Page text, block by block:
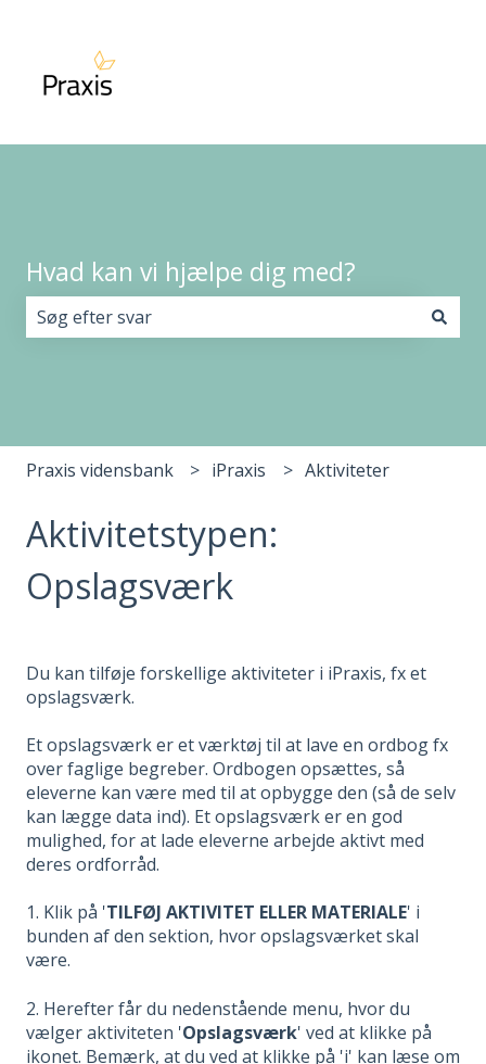
Hvad kan vi hjælpe dig med?
Praxis vidensbank iPraxis Aktiviteter
Aktivitetstypen:
Opslagsværk
Du kan tilføje forskellige aktiviteter i iPraxis, fx et
opslagsværk.
Et opslagsværk er et værktøj til at lave en ordbog fx
over faglige begreber. Ordbogen opsættes, så
eleverne kan være med til at opbygge den (så de selv
kan lægge data ind). Et opslagsværk er en god
mulighed, for at lade eleverne arbejde aktivt med
deres ordforråd.
1. Klik på 'TILFØJ AKTIVITET ELLER MATERIALE' i
bunden af den sektion, hvor opslagsværket skal
være.
2. Herefter får du nedenstående menu, hvor du
vælger aktiviteten 'Opslagsværk' ved at klikke på
ikonet. Bemærk, at du ved at klikke på 'i' kan læse om